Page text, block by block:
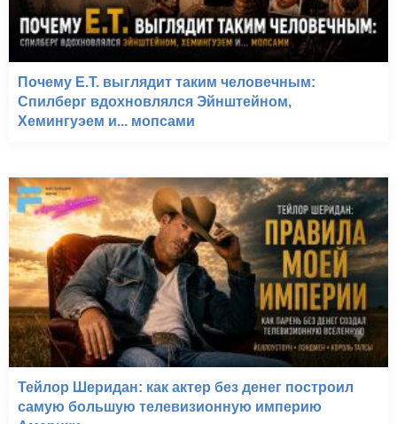
Почему E.T. выглядит таким человечным:
Спилберг вдохновлялся Эйнштейном,
Хемингуэем и... мопсами
Тейлор Шеридан: как актер без денег построил
самую большую телевизионную империю